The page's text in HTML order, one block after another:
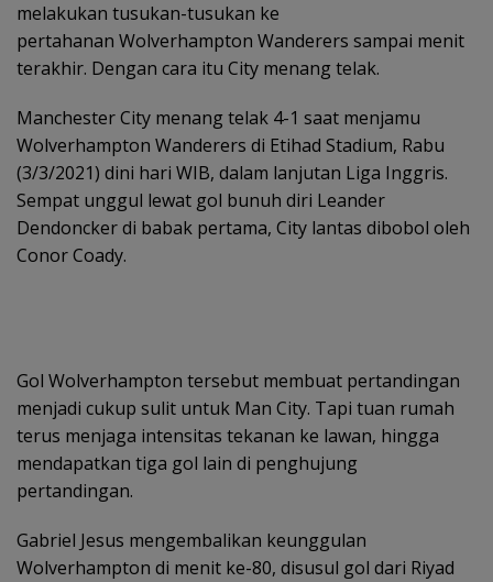
melakukan tusukan-tusukan ke
pertahanan Wolverhampton Wanderers sampai menit
terakhir. Dengan cara itu City menang telak.
Manchester City menang telak 4-1 saat menjamu
Wolverhampton Wanderers di Etihad Stadium, Rabu
(3/3/2021) dini hari WIB, dalam lanjutan Liga Inggris.
Sempat unggul lewat gol bunuh diri Leander
Dendoncker di babak pertama, City lantas dibobol oleh
Conor Coady.
Gol Wolverhampton tersebut membuat pertandingan
menjadi cukup sulit untuk Man City. Tapi tuan rumah
terus menjaga intensitas tekanan ke lawan, hingga
mendapatkan tiga gol lain di penghujung
pertandingan.
Gabriel Jesus mengembalikan keunggulan
Wolverhampton di menit ke-80, disusul gol dari Riyad